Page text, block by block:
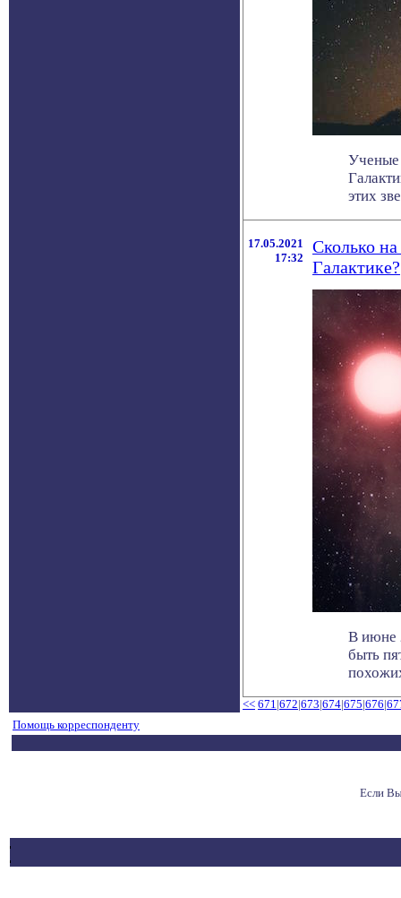
Ученые
этих
17.05.2021
17:32
Сколько
Галактике?
В июне
быть
<< 671|672|673|674|675|676|
Помощь корреспонденту
Если